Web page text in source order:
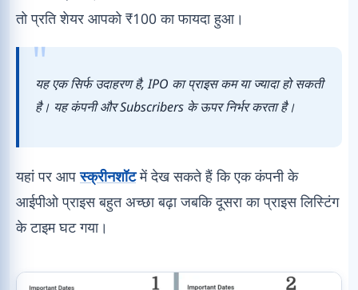
तो प्रति शेयर आपको ₹100 का फायदा हुआ।
यह एक सिर्फ उदाहरण है, IPO का प्राइस कम या ज्यादा हो सकती
है। यह कंपनी और Subscribers के ऊपर निर्भर करता है।
यहां पर आपस्क्रीनशॉटमें देख सकते हैं कि एक कंपनी के
आईपीओ प्राइस बहुत अच्छा बढ़ा जबकि दूसरा का प्राइस लिस्टिंग
के टाइम घट गया।